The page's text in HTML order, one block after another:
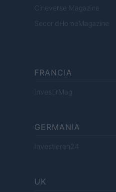
Cineverse Magazine
SecondHomeMagazine
FRANCIA
InvestirMag
GERMANIA
Investieren24
UK